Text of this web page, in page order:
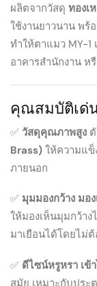
ผลิตจากวัสดุ ทองเ
ใช้งานยาวนาน พร้
ทำให้ตาแมว MY-1
อาคารสำนักงาน ห
คุณสมบัติเด่
✅ วัสดุคุณภาพสูง
Brass) ให้ความแ
ภายนอก
✅ มุมมองกว้าง มอ
ให้มองเห็นมุมกว้า
มาเยือนได้โดยไม่
✅ ดีไซน์หรูหรา เข้
สมัย เหมาะกับประ